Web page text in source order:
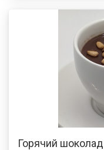
Горячий